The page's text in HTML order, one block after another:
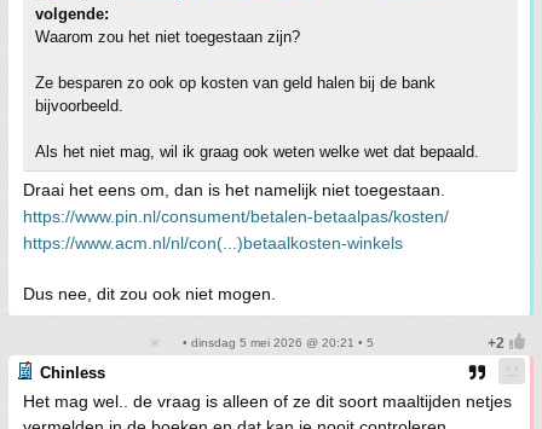
volgende:
Waarom zou het niet toegestaan zijn?
Ze besparen zo ook op kosten van geld halen bij de bank
bijvoorbeeld.
Als het niet mag, wil ik graag ook weten welke wet dat bepaald.
Draai het eens om, dan is het namelijk niet toegestaan.
https://www.pin.nl/consument/betalen-betaalpas/kosten/
https://www.acm.nl/nl/con(...)betaalkosten-winkels
Dus nee, dit zou ook niet mogen.
• dinsdag 5 mei 2026 @ 20:21 • 5
Chinless
Het mag wel.. de vraag is alleen of ze dit soort maaltijden netjes